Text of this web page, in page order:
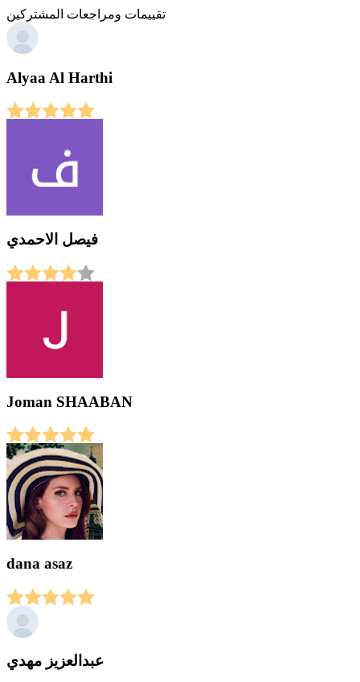
تقييمات ومراجعات المشتركين
Alyaa Al Harthi
فيصل الاحمدي
Joman SHAABAN
dana asaz
عبدالعزيز مهدي